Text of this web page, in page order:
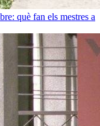
què fan els mestres a